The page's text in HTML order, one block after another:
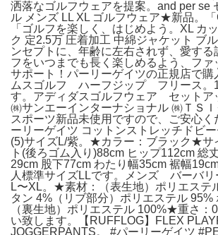
洒落なゴルフウェアを提案。and per se
ル メンズ LL XL ゴルフウェア★新品。「
「ゴルフを楽しく、はじめよう。XL カ
ク 定2.5万 圧着加工 中綿ジャケット ブ
ンセプトに、年齢に左右されず、愛す
フをいつまでも長く楽しめるよう、ファ
サポート！パーリーゲイツの正規店で購
ムスゴルフ ハーフジップ フリース。
す。アディダスゴルフウェア セットア
㈱サンエーインターナショナル ㈱ＴＳ
スポーツ新品未使用ですので、ご安心く
ーリーゲイツ コットンストレッチドビ
(5)サイズL/紫。★カラー：ブラック★サ
ト(後ろゴム入り)88cm ヒップ112cm 総
29cm 股下77cm わたり幅35cm 裾幅
人標準サイズLLです。メンズ バーバリ
L〜XL。★素材：（表生地）ポリエステ
タン 4%（リブ部分）ポリエステル 95%
（裏生地）ポリエステル 100%★重さ：
い致します。【RUFFLOG】FLEX
JOGGERPANTS。 #パーリーゲイツ